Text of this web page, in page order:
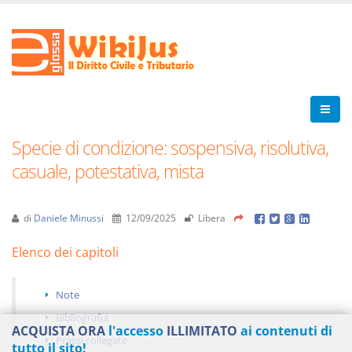
Specie di condizione: sospensiva, risolutiva,
casuale, potestativa, mista
di Daniele Minussi 12/09/2025 Libera
Elenco dei capitoli
Note
Bibliografia
Prassi collegate
ACQUISTA ORA l'accesso ILLIMITATO ai contenuti di
tutto il sito!